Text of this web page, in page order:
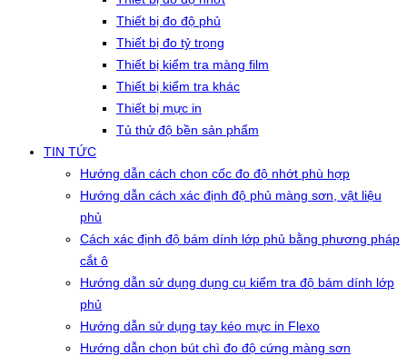
Thiết bị đo độ phủ
Thiết bị đo tỷ trọng
Thiết bị kiểm tra màng film
Thiết bị kiểm tra khác
Thiết bị mực in
Tủ thử độ bền sản phẩm
TIN TỨC
Hướng dẫn cách chọn cốc đo độ nhớt phù hợp
Hướng dẫn cách xác định độ phủ màng sơn, vật liệu
phủ
Cách xác định độ bám dính lớp phủ bằng phương pháp
cắt ô
Hướng dẫn sử dụng dụng cụ kiểm tra độ bám dính lớp
phủ
Hướng dẫn sử dụng tay kéo mực in Flexo
Hướng dẫn chọn bút chì đo độ cứng màng sơn